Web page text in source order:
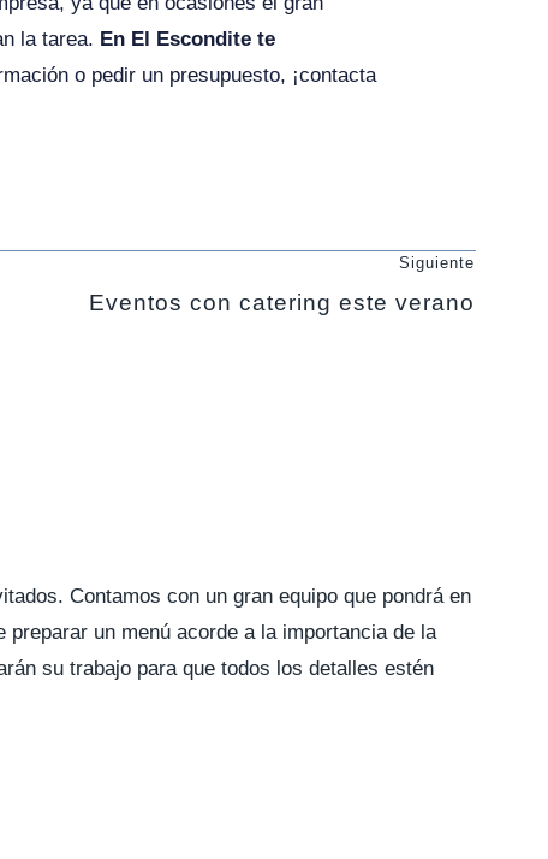
la tarea. En El Escondite te
o pedir un presupuesto, ¡contacta
Siguiente
Eventos con catering este verano
Contamos con un gran equipo que pondrá en
un menú acorde a la importancia de la
su trabajo para que todos los detalles estén